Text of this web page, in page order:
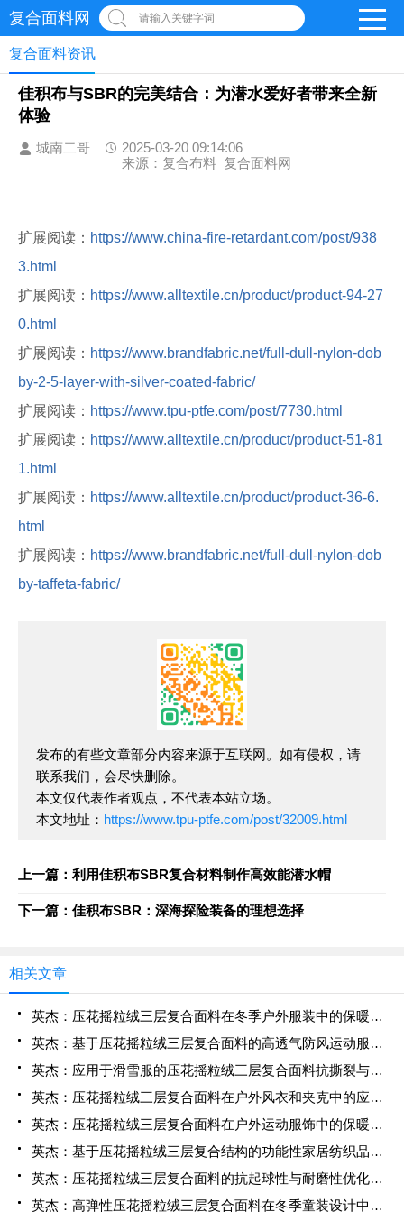
复合面料网 请输入关键字词
复合面料资讯
佳积布与SBR的完美结合：为潜水爱好者带来全新
体验
城南二哥
2025-03-20 09:14:06
来源：复合布料_复合面料网
扩展阅读： https://www.china-fire-retardant.com/post/938
3.html
扩展阅读： https://www.alltextile.cn/product/product-94-27
0.html
扩展阅读： https://www.brandfabric.net/full-dull-nylon-dob
by-2-5-layer-with-silver-coated-fabric/
扩展阅读： https://www.tpu-ptfe.com/post/7730.html
扩展阅读： https://www.alltextile.cn/product/product-51-81
1.html
扩展阅读： https://www.alltextile.cn/product/product-36-6.
html
扩展阅读： https://www.brandfabric.net/full-dull-nylon-dob
by-taffeta-fabric/
发布的有些文章部分内容来源于互联网。如有侵权，请
联系我们，会尽快删除。
本文仅代表作者观点，不代表本站立场。
本文地址： https://www.tpu-ptfe.com/post/32009.html
上一篇：利用佳积布SBR复合材料制作高效能潜水帽
下一篇：佳积布SBR：深海探险装备的理想选择
相关文章
英杰：压花摇粒绒三层复合面料在冬季户外服装中的保暖性能优化研究
英杰：基于压花摇粒绒三层复合面料的高透气防风运动服饰开发
英杰：应用于滑雪服的压花摇粒绒三层复合面料抗撕裂与耐磨性提升技术
英杰：压花摇粒绒三层复合面料在户外风衣和夹克中的应用与性能
英杰：压花摇粒绒三层复合面料在户外运动服饰中的保暖与透气性能研究
英杰：基于压花摇粒绒三层复合结构的功能性家居纺织品开发与应用
英杰：压花摇粒绒三层复合面料的抗起球性与耐磨性优化技术分析
英杰：高弹性压花摇粒绒三层复合面料在冬季童装设计中的应用实践